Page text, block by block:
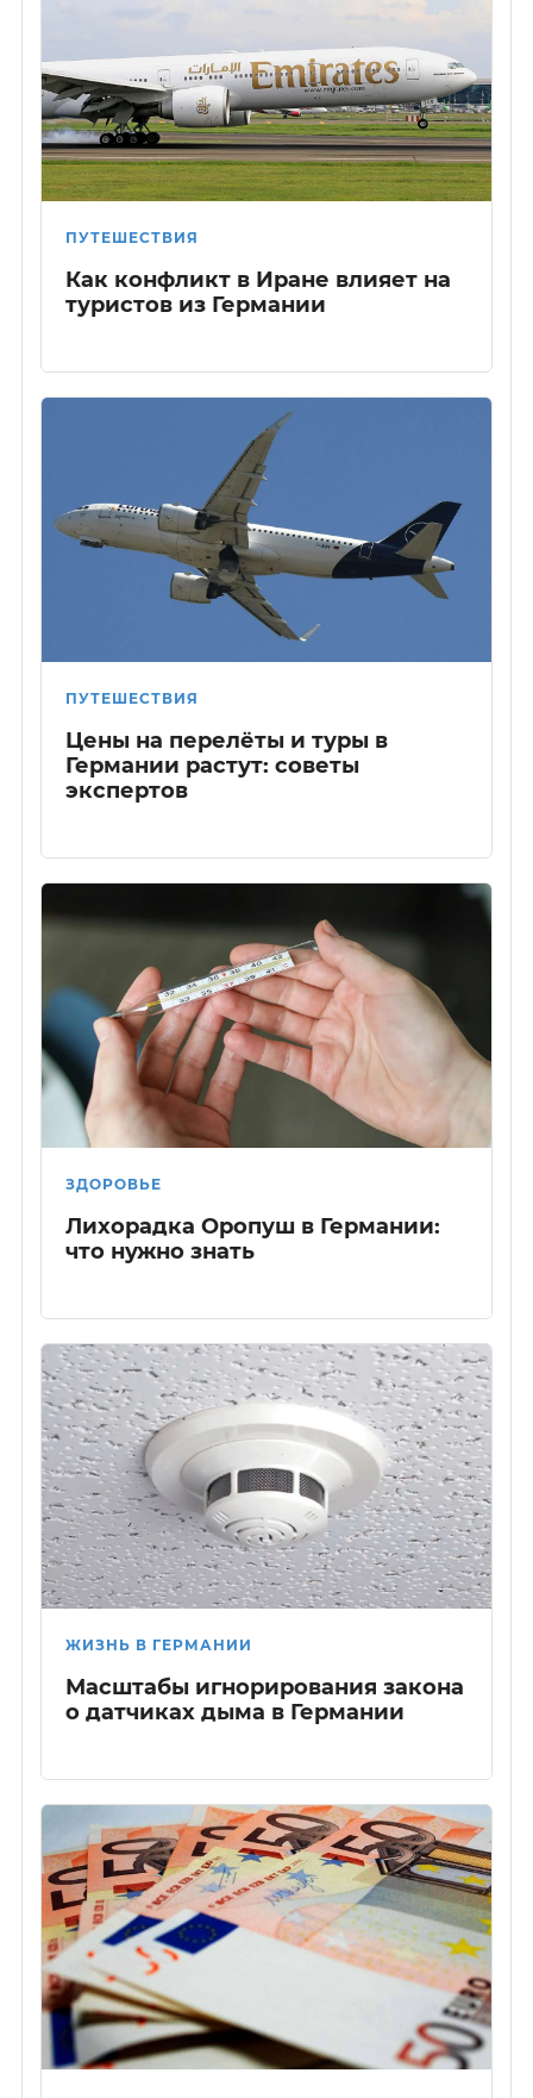
ПУТЕШЕСТВИЯ
Как конфликт в Иране влияет на
туристов из Германии
ПУТЕШЕСТВИЯ
Цены на перелёты и туры в
Германии растут: советы
экспертов
ЗДОРОВЬЕ
Лихорадка Оропуш в Германии:
что нужно знать
ЖИЗНЬ В ГЕРМАНИИ
Масштабы игнорирования закона
о датчиках дыма в Германии